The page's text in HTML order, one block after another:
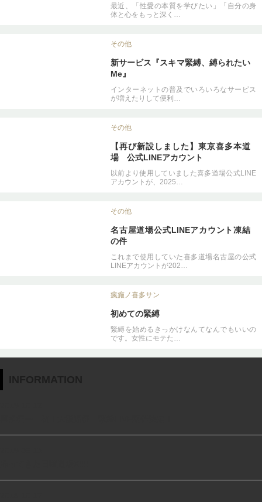
最近、「性愛の本質を学びたい」「自分の身
体と心をもっと深く…
その他
新サービス『スキマ緊縛、縛られたい
Me』
インターネットの普及でいろいろなサービス
が増えたりして便利…
その他
【再び新設しました】東京喜多本道
場 公式LINEアカウント
以前より使用していました喜多道場公式LINE
アカウントが、2025…
その他
名古屋道場公式LINEアカウント凍結
の件
これまで使用していた喜多道場名古屋の公式
LINEアカウントが202…
瘋癲ノ喜多サン
初めての緊縛
緊縛を始めるきっかけなんてなんでもいいの
です。女性にモテた…